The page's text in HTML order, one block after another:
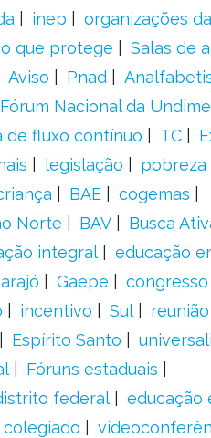
inep
organizações
que protege
Salas de
Aviso Pnad
Fórum Nacional da Undime
de fluxo contínuo TC
legislação pobreza
BAE
cogemas
Norte BAV
Busca
integral
educação
Gaepe
congresso
incentivo Sul reunião
Espírito Santo
Fóruns estaduais
federal educação
colegiado